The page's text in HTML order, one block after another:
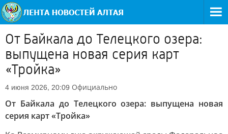
От Байкала до Телецкого озера:
выпущена новая серия карт
«Тройка»
4 июня 2026, 20:09 Официально
От Байкала до Телецкого озера: выпущена новая
серия карт «Тройка»